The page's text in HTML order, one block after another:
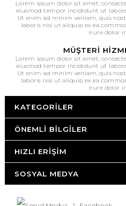
Lorem ipsum dolor sit amet,
eiusmod tempor incididunt ut
Ut enim ad minim veniam, quis
laboris nisi ut aliquip ex ea
irure dolor
MÜŞTERI
Lorem ipsum dolor sit amet,
eiusmod tempor incididunt ut
Ut enim ad minim veniam, quis
laboris nisi ut aliquip ex ea
irure dolor
KATEGORILER
ÖNEMLI BILGILER
HIZLI ERIŞIM
SOSYAL MEDYA